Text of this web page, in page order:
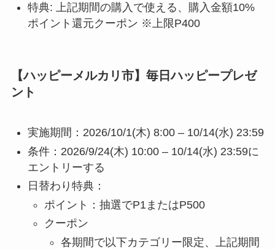
特典: 上記期間の購入で使える、購入金額10%
ポイント還元クーポン ※上限P400
【ハッピーメルカリ市】毎日ハッピープレゼ
ント
実施期間：2026/10/1(木) 8:00 – 10/14(水) 23:59
条件：2026/9/24(木) 10:00 – 10/14(水) 23:59に
エントリーする
日替わり特典：
ポイント：抽選でP1またはP500
クーポン
各期間で以下カテゴリー限定、上記期間